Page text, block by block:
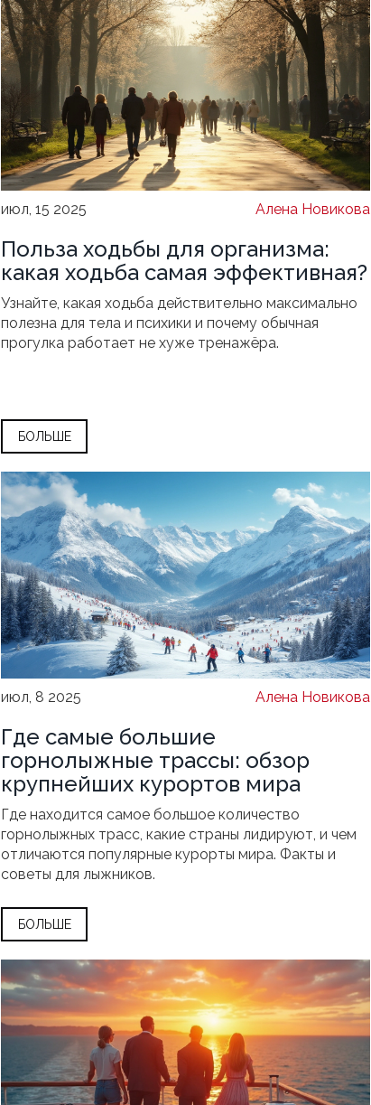
июл, 15 2025 Алена Новикова
Польза ходьбы для организма:
какая ходьба самая эффективная?
Узнайте, какая ходьба действительно максимально
полезна для тела и психики и почему обычная
прогулка работает не хуже тренажёра.
БОЛЬШЕ
июл, 8 2025 Алена Новикова
Где самые большие
горнолыжные трассы: обзор
крупнейших курортов мира
Где находится самое большое количество
горнолыжных трасс, какие страны лидируют, и чем
отличаются популярные курорты мира. Факты и
советы для лыжников.
БОЛЬШЕ